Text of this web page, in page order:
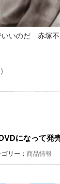
いいのだ 赤塚
になって発
リー：商品情報